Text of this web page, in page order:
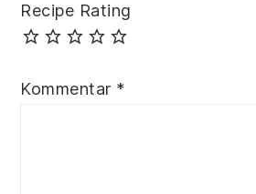
Recipe Rating
Kommentar *